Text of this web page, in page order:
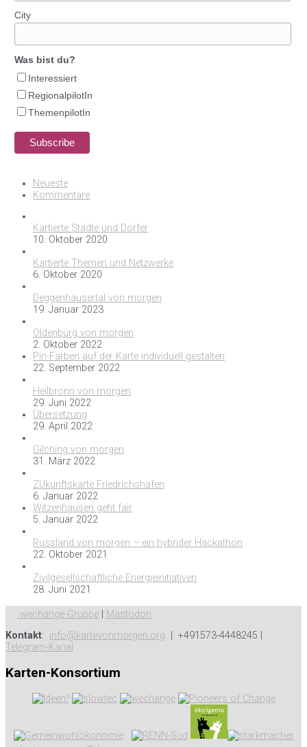
City
Was bist du?
Interessiert
RegionalpilotIn
ThemenpilotIn
Neueste
Kommentare
Kartierte Städte und Dörfer
10. Oktober 2020
Kartierte Themen und Netzwerke
6. Oktober 2020
Deggenhausertal von morgen
19. Januar 2023
Oldenburg von morgen
2. Oktober 2022
Pin-Farben auf der Karte individuell gestalten
22. September 2022
Heilbronn von morgen
29. Juni 2022
Übersetzung
29. April 2022
Gilching von morgen
31. März 2022
ZUkunftskarte Friedrichshafen
6. Januar 2022
Witzenhausen geht fair
5. Januar 2022
Russland von morgen – ein hybrider Hackathon
22. Oktober 2021
Zivilgesellschaftliche Energieinitiativen
28. Juni 2021
wechange-Gruppe
Mastodon
Kontakt: info@kartevonmorgen.org | +491573-4448245 |
Telegram-Kanal
Karten-Konsortium